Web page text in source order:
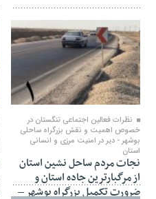
۰۸ آذر ۱۳۹۹
نظرات فعالین اجتماعی تنگستان در
خصوص اهمیت و نقش بزرگراه ساحلی
بوشهر - دیر در امنیت مرزی و انسانی
استان
نجات مردم ساحل نشین استان
از مرگبارترین جاده استان و
ضرورت تکمیل بزرگراه بوشهر –